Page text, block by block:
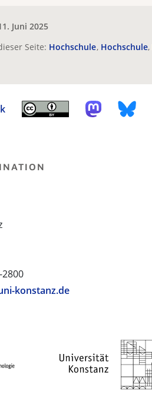
Juni 2025
Seite: Hochschule Hochschule
2800
konstanz.de